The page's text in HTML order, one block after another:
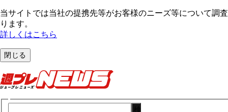
当サイトでは当社の提携先等がお客様のニーズ等について調
ります。
詳しくはこちら
閉じる